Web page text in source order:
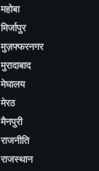
महोबा
मिर्जापुर
मुज़फ्फरनगर
मुरादाबाद
मेघालय
मेरठ
मैनपुरी
राजनीति
राजस्थान